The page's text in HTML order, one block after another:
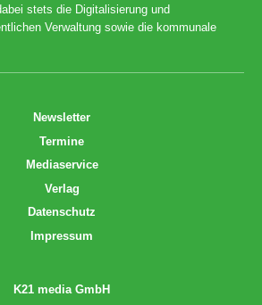
stets die Digitalisierung und
Verwaltung sowie die kommunale
Newsletter
Termine
Mediaservice
Verlag
Datenschutz
Impressum
K21 media GmbH